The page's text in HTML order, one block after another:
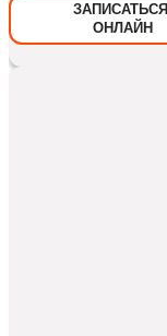
ЗАПИСАТЬСЯ
ОНЛАЙН